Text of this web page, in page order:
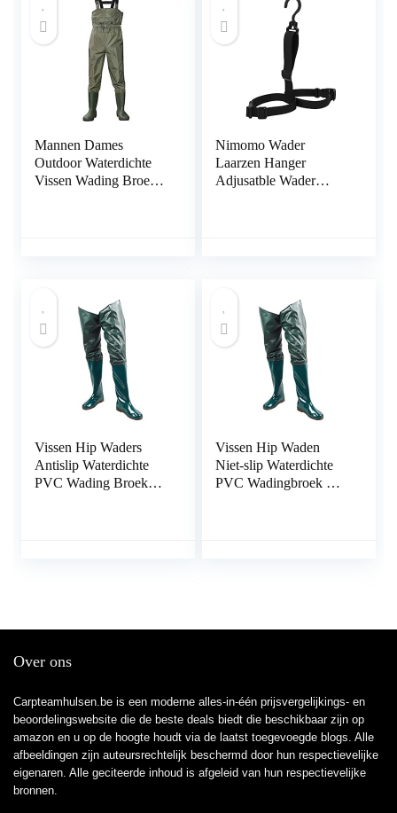
Mannen Dames
Outdoor Waterdichte
Vissen Wading Broek
Nimomo Wader
Laarzen Hanger
Adjusatble Wader
Vissen Hip Waders
Antislip Waterdichte
PVC Wading Broek
Vissen Hip Waden
Niet-slip Waterdichte
PVC Wadingbroek met
Over ons
Carpteamhulsen.be is een moderne alles-in-één prijsvergelijkings- en
beoordelingswebsite die de beste deals biedt die beschikbaar zijn op
amazon en u op de hoogte houdt via de laatst toegevoegde blogs. Alle
afbeeldingen zijn auteursrechtelijk beschermd door hun respectievelijke
eigenaren. Alle geciteerde inhoud is afgeleid van hun respectievelijke
bronnen.